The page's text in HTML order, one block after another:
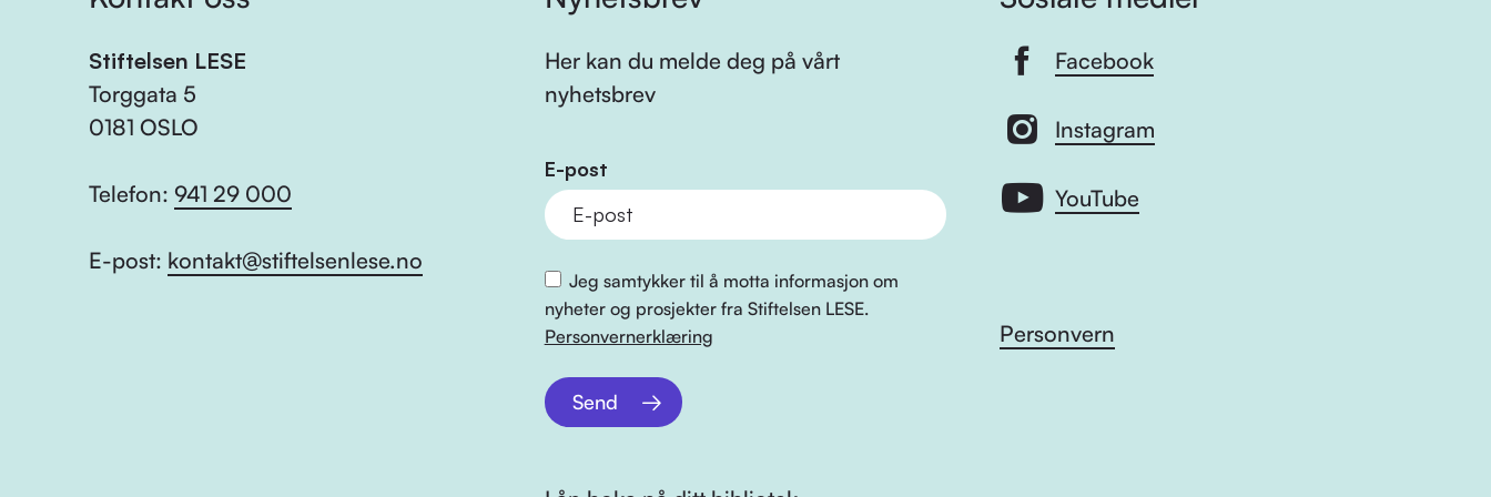
Stiftelsen LESE
Torggata 5
0181 OSLO
Telefon: 941 29 000
E-post: kontakt@stiftelsenlese.no
Her kan du melde deg på vårt
nyhetsbrev
E-post
Jeg samtykker til å motta informasjon om
nyheter og prosjekter fra Stiftelsen LESE.
Personvernerklæring
Send
Facebook
Instagram
YouTube
Personvern